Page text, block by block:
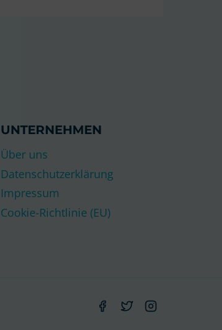
UNTERNEHMEN
Über uns
Datenschutzerklärung
Impressum
Cookie-Richtlinie (EU)